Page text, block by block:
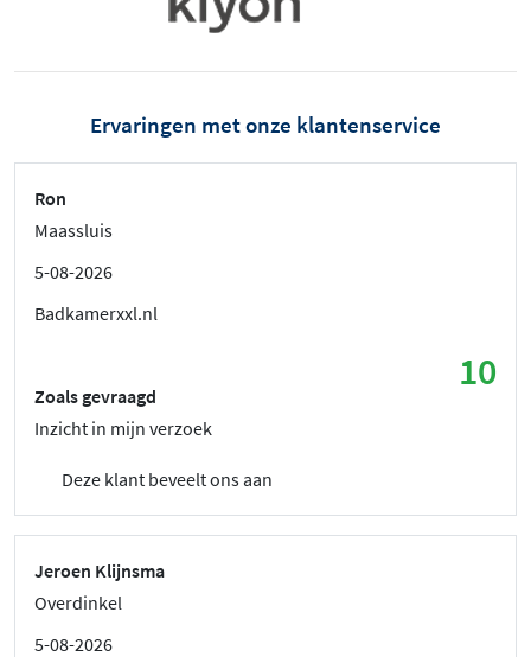
Ervaringen met onze klantenservice
Ron
Maassluis
5-08-2026
Badkamerxxl.nl
10
Zoals gevraagd
Inzicht in mijn verzoek
Deze klant beveelt ons aan
Jeroen Klijnsma
Overdinkel
5-08-2026